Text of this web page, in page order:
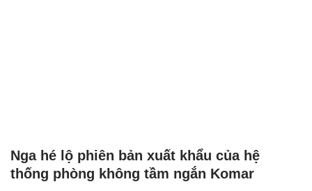
Nga hé lộ phiên bản xuất khẩu của hệ
thống phòng không tầm ngắn Komar